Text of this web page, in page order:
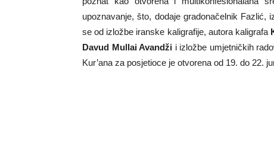
upoznavanje, što, dodaje gradonačelnik Fazlić,
se od izložbe iranske kaligrafije, autora kaligrafa
Davud Mullai Avandži i izložbe umjetničkih
Kur’ana za posjetioce je otvorena od 19. do 22.